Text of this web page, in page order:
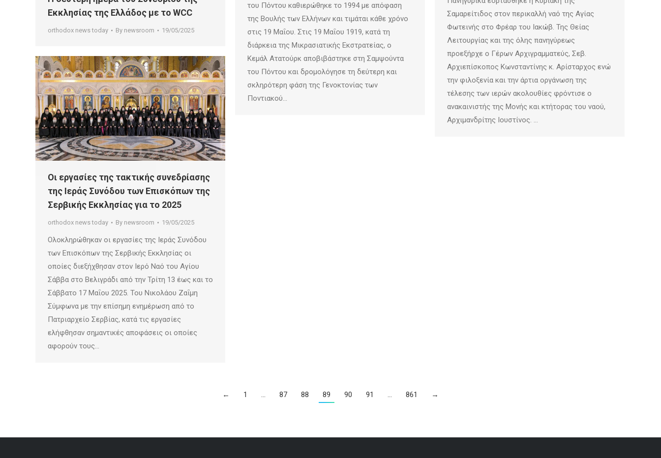
του Πόντου καθιερώθηκε το 1994 με απόφαση
της Βουλής των Ελλήνων και τιμάται κάθε χρόνο
στις 19 Μαΐου. Στις 19 Μαΐου 1919, κατά τη
διάρκεια της Μικρασιατικής Εκστρατείας, ο
Κεμάλ Ατατούρκ αποβιβάστηκε στη Σαμψούντα
του Πόντου και δρομολόγησε τη δεύτερη και
σκληρότερη φάση της Γενοκτονίας των
Ποντιακού…
Σαμαρείτιδος στον περικαλλή ναό της Αγίας
Φωτεινής στο Φρέαρ του Ιακώβ. Της Θείας
Λειτουργίας και της όλης πανηγύρεως
προεξήρχε ο Γέρων Αρχιγραμματεύς, Σεβ.
Αρχιεπίσκοπος Κωνσταντίνης κ. Αρίσταρχος ενώ
την φιλοξενία και την άρτια οργάνωση της
τέλεσης των ιερών ακολουθίες φρόντισε ο
ανακαινιστής της Μονής και κτήτορας του ναού,
Αρχιμανδρίτης Ιουστίνος. …
Εκκλησίας της Ελλάδος με το WCC
orthodox news today By newsroom 19/05/2025
Οι εργασίες της τακτικής συνεδρίασης
της Ιεράς Συνόδου των Επισκόπων της
Σερβικής Εκκλησίας για το 2025
orthodox news today By newsroom 19/05/2025
Ολοκληρώθηκαν οι εργασίες της Ιεράς Συνόδου
των Επισκόπων της Σερβικής Εκκλησίας οι
οποίες διεξήχθησαν στον Ιερό Ναό του Αγίου
Σάββα στο Βελιγράδι από την Τρίτη 13 έως και το
Σάββατο 17 Μαΐου 2025. Του Νικολάου Ζαΐμη
Σύμφωνα με την επίσημη ενημέρωση από το
Πατριαρχείο Σερβίας, κατά τις εργασίες
ελήφθησαν σημαντικές αποφάσεις οι οποίες
αφορούν τους…
← 1 … 87 88 89 90 91 … 861 →